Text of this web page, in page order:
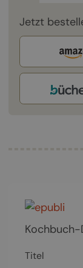
Jetzt
Kochbuch-
Titel